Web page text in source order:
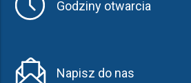
Godziny otwarcia
Napisz do nas